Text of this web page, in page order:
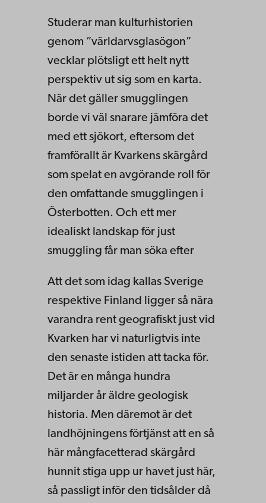
Studerar man kulturhistorien
genom ”världarvsglasögon”
vecklar plötsligt ett helt nytt
perspektiv ut sig som en karta.
När det gäller smugglingen
borde vi väl snarare jämföra det
med ett sjökort, eftersom det
framförallt är Kvarkens skärgård
som spelat en avgörande roll för
den omfattande smugglingen i
Österbotten. Och ett mer
idealiskt landskap för just
smuggling får man söka efter
Att det som idag kallas Sverige
respektive Finland ligger så nära
varandra rent geografiskt just vid
Kvarken har vi naturligtvis inte
den senaste istiden att tacka för.
Det är en många hundra
miljarder år äldre geologisk
historia. Men däremot är det
landhöjningens förtjänst att en så
här mångfacetterad skärgård
hunnit stiga upp ur havet just här,
så passligt inför den tidsålder då